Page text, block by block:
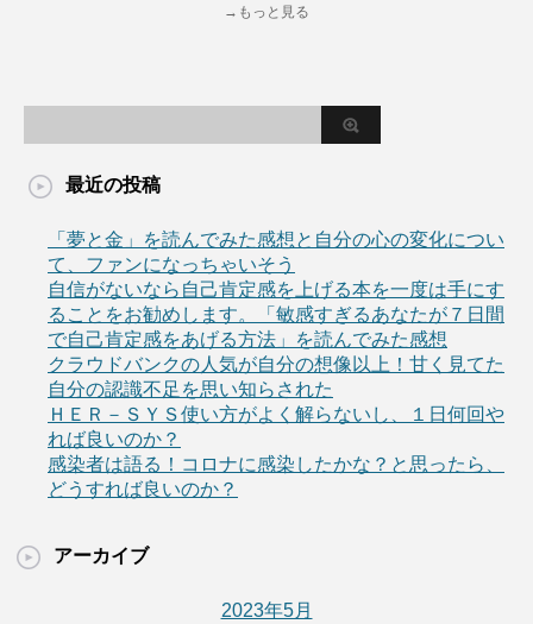
→もっと見る
最近の投稿
「夢と金」を読んでみた感想と自分の心の変化につい
て、ファンになっちゃいそう
自信がないなら自己肯定感を上げる本を一度は手にす
ることをお勧めします。「敏感すぎるあなたが７日間
で自己肯定感をあげる方法」を読んでみた感想
クラウドバンクの人気が自分の想像以上！甘く見てた
自分の認識不足を思い知らされた
ＨＥＲ－ＳＹＳ使い方がよく解らないし、１日何回や
れば良いのか？
感染者は語る！コロナに感染したかな？と思ったら、
どうすれば良いのか？
アーカイブ
2023年5月